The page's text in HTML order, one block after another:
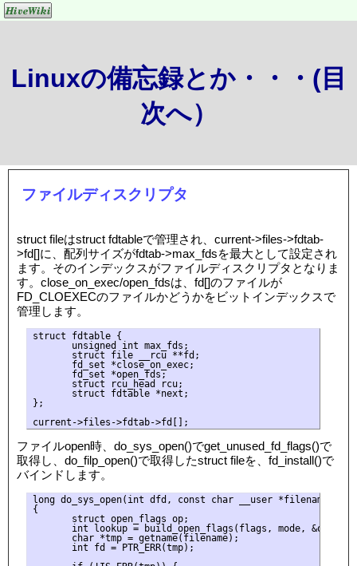
Linuxの備忘録とか・・・(目
次へ）
ファイルディスクリプタ
struct fileはstruct fdtableで管理され、current->files->fdtab-
>fd[]に、配列サイズがfdtab->max_fdsを最大として設定され
ます。そのインデックスがファイルディスクリプタとなりま
す。close_on_exec/open_fdsは、fd[]のファイルが
FD_CLOEXECのファイルかどうかをビットインデックスで
管理します。
struct fdtable {
       unsigned int max_fds;
       struct file __rcu **fd;
       fd_set *close_on_exec;
       fd_set *open_fds;
       struct rcu_head rcu;
       struct fdtable *next;
};
ファイルopen時、do_sys_open()でget_unused_fd_flags()で
取得し、do_filp_open()で取得したstruct fileを、fd_install()で
バインドします。
long do_sys_open(int dfd, const char __user *filename, int
{
       struct open_flags op;
       int lookup = build_open_flags(flags, mode, &op);
       char *tmp = getname(filename);
       int fd = PTR_ERR(tmp);